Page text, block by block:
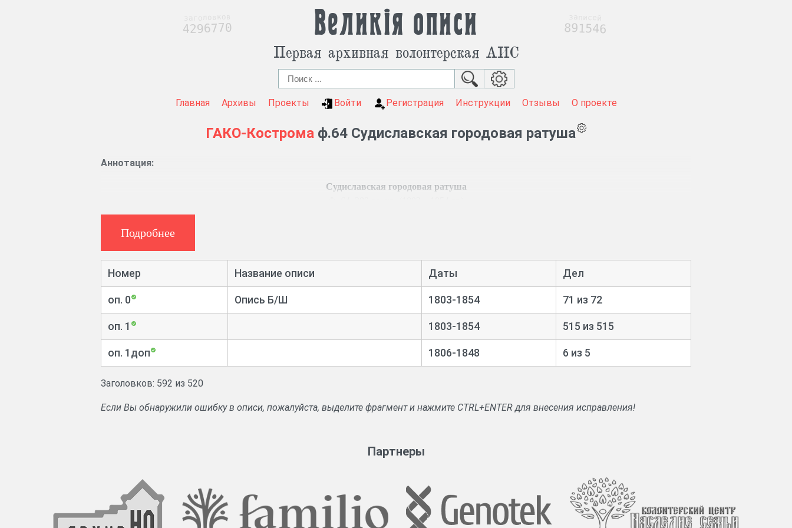
Великія описи
Первая архивная волонтерская АИС
Главная Архивы Проекты Войти Регистрация Инструкции Отзывы О проекте
ГАКО-Кострома ф.64 Судиславская городовая ратуша
Аннотация:
Судиславская городовая ратуша
Указы и предписания губернского правления.
Журналы и протоколы заседаний ратуши.
Сведения о количестве фабрик и заводов, о ценах на хлеб и фураж.
Документы о приписке к мещанству и купечеству.
Сведения о раскольниках.
Подробнее
Номер Название описи Даты Дел
оп. 0 Опись Б/Ш 1803-1854 71 из 72
оп. 1 1803-1854 515 из 515
оп. 1доп 1806-1848 6 из 5
Заголовков: 592 из 520
Если Вы обнаружили ошибку в описи, пожалуйста, выделите фрагмент и нажмите CTRL+ENTER для внесения исправления!
Партнеры
4296770 891546